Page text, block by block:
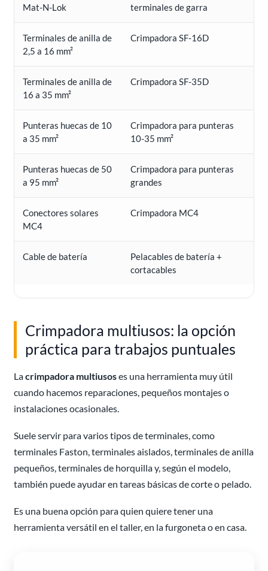
Mat-N-Lok
terminales de garra
Terminales de anilla de
2,5 a 16 mm²
Crimpadora SF-16D
Terminales de anilla de
16 a 35 mm²
Crimpadora SF-35D
Punteras huecas de 10
a 35 mm²
Crimpadora para punteras
10-35 mm²
Punteras huecas de 50
a 95 mm²
Crimpadora para punteras
grandes
Conectores solares
MC4
Crimpadora MC4
Cable de batería
Pelacables de batería +
cortacables
Crimpadora multiusos: la opción
práctica para trabajos puntuales
Lacrimpadora multiusoses una herramienta muy útil
cuando hacemos reparaciones, pequeños montajes o
instalaciones ocasionales.
Suele servir para varios tipos de terminales, como
terminales Faston, terminales aislados, terminales de anilla
pequeños, terminales de horquilla y, según el modelo,
también puede ayudar en tareas básicas de corte o pelado.
Es una buena opción para quien quiere tener una
herramienta versátil en el taller, en la furgoneta o en casa.